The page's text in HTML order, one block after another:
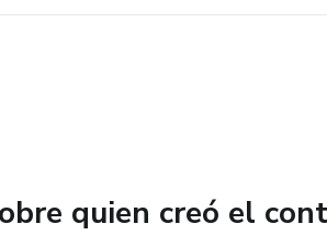
de tu vidaquien creó el